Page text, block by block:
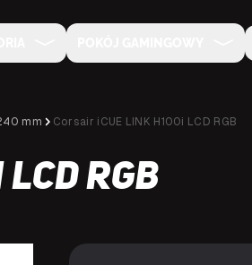
mm Corsair iCUE LINK H100i LCD RGB
RGB